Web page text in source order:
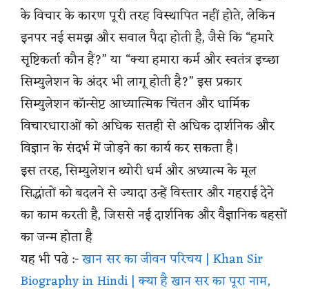
के विचार के कारण पूरी तरह विस्थापित नहीं होते, लेकिन
इनपर नई समझ और सवाल पैदा होती है, जैसे कि “हमारे
सृष्टिकर्ता कौन हैं?” या “क्या हमारा कर्म और स्वतंत्र इच्छा
सिम्युलेशन के अंदर भी लागू होती है?” इस प्रकार
सिम्युलेशन कॉन्सेप्ट आध्यात्मिक चिंतन और धार्मिक
विचारधाराओं को अधिक सतही से अधिक दार्शनिक और
विज्ञान के संदर्भ में जोड़ने का कार्य कर सकता है।
इस तरह, सिम्युलेशन थ्योरी धर्म और अध्यात्म के मूल
सिद्धांतों को बदलने से ज्यादा उन्हें विस्तार और गहराई देने
का काम करती है, जिससे नई दार्शनिक और वैज्ञानिक बहसों
का जन्म होता है
यह भी पढे :-खान सर का जीवन परिचय | Khan Sir
Biography in Hindi | क्या है खान सर का पूरा नाम,